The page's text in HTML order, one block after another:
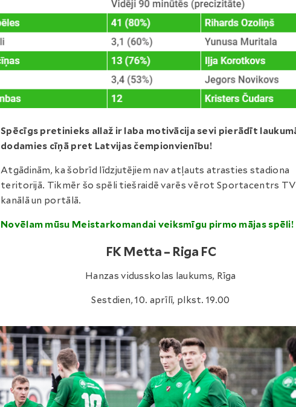
Spēcīgs pretinieks allaž ir laba motivācija sevi pierādīt
dodamies cīņā pret Latvijas čempionvienību!
Atgādinām, ka šobrīd līdzjutējiem nav atļauts atrasties stadiona
teritorijā. Tikmēr šo spēli tiešraidē varēs vērot Sportacentrs TV
kanālā un portālā.
Novēlam mūsu Meistarkomandai veiksmīgu pirmo mājas spēli!
FK Metta – Riga FC
Hanzas vidusskolas laukums, Rīga
Sestdien, 10. aprīlī, plkst. 19.00